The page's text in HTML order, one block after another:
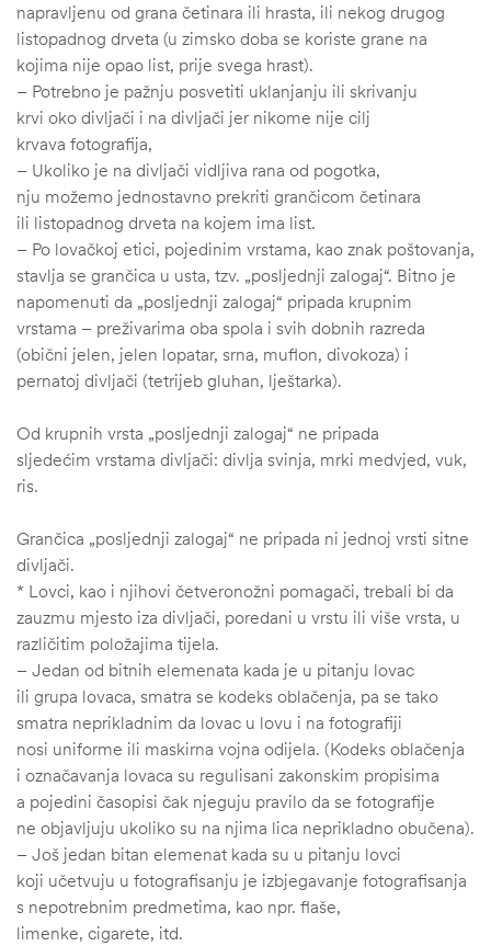
napravljenu od grana četinara ili hrasta, ili nekog drugog
listopadnog drveta (u zimsko doba se koriste grane na
kojima nije opao list, prije svega hrast).
– Potrebno je pažnju posvetiti uklanjanju ili skrivanju
krvi oko divljači i na divljači jer nikome nije cilj
krvava fotografija,
– Ukoliko je na divljači vidljiva rana od pogotka,
nju možemo jednostavno prekriti grančicom četinara
ili listopadnog drveta na kojem ima list.
– Po lovačkoj etici, pojedinim vrstama, kao znak poštovanja,
stavlja se grančica u usta, tzv. „posljednji zalogaj“. Bitno je
napomenuti da „posljednji zalogaj“ pripada krupnim
vrstama – preživarima oba spola i svih dobnih razreda
(obični jelen, jelen lopatar, srna, muflon, divokoza) i
pernatoj divljači (tetrijeb gluhan, lještarka).
Od krupnih vrsta „posljednji zalogaj“ ne pripada
sljedećim vrstama divljači: divlja svinja, mrki medvjed, vuk,
ris.
Grančica „posljednji zalogaj“ ne pripada ni jednoj vrsti sitne
divljači.
* Lovci, kao i njihovi četveronožni pomagači, trebali bi da
zauzmu mjesto iza divljači, poredani u vrstu ili više vrsta, u
različitim položajima tijela.
– Jedan od bitnih elemenata kada je u pitanju lovac
ili grupa lovaca, smatra se kodeks oblačenja, pa se tako
smatra neprikladnim da lovac u lovu i na fotografiji
nosi uniforme ili maskirna vojna odijela. (Kodeks oblačenja
i označavanja lovaca su regulisani zakonskim propisima
a pojedini časopisi čak njeguju pravilo da se fotografije
ne objavljuju ukoliko su na njima lica neprikladno obučena).
– Još jedan bitan elemenat kada su u pitanju lovci
koji učetvuju u fotografisanju je izbjegavanje fotografisanja
s nepotrebnim predmetima, kao npr. flaše,
limenke, cigarete, itd.